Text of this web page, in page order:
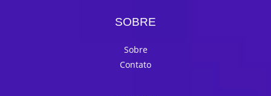
SOBRE
Sobre
Contato